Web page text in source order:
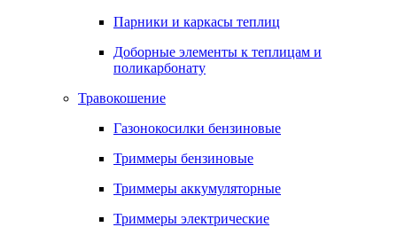
Парники и каркасы теплиц
Доборные элементы к теплицам и
поликарбонату
Травокошение
Газонокосилки бензиновые
Триммеры бензиновые
Триммеры аккумуляторные
Триммеры электрические